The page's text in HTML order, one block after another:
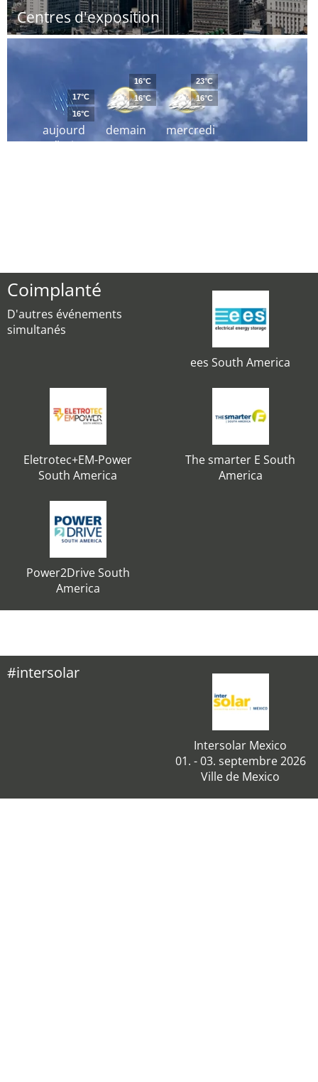
Centres d'exposition
aujourd
´hui
17°C
16°C
demain
16°C
16°C
mercredi
23°C
16°C
Coimplanté
D'autres événements
simultanés
ees South America
Eletrotec+EM-Power
South America
The smarter E South
America
Power2Drive South
America
#intersolar
Intersolar Mexico
01. - 03. septembre 2026
Ville de Mexico